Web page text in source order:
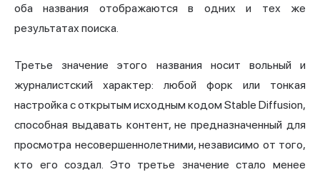
оба названия отображаются в одних и тех же
результатах поиска.
Третье значение этого названия носит вольный и
журналистский характер: любой форк или тонкая
настройка с открытым исходным кодом Stable Diffusion,
способная выдавать контент, не предназначенный для
просмотра несовершеннолетними, независимо от того,
кто его создал. Это третье значение стало менее